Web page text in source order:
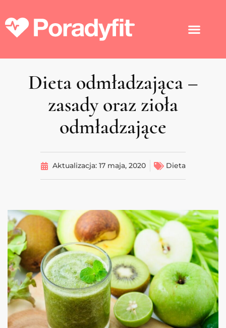
Dieta odmładzająca –
zasady oraz zioła
odmładzające
Aktualizacja: 17 maja, 2020 Dieta